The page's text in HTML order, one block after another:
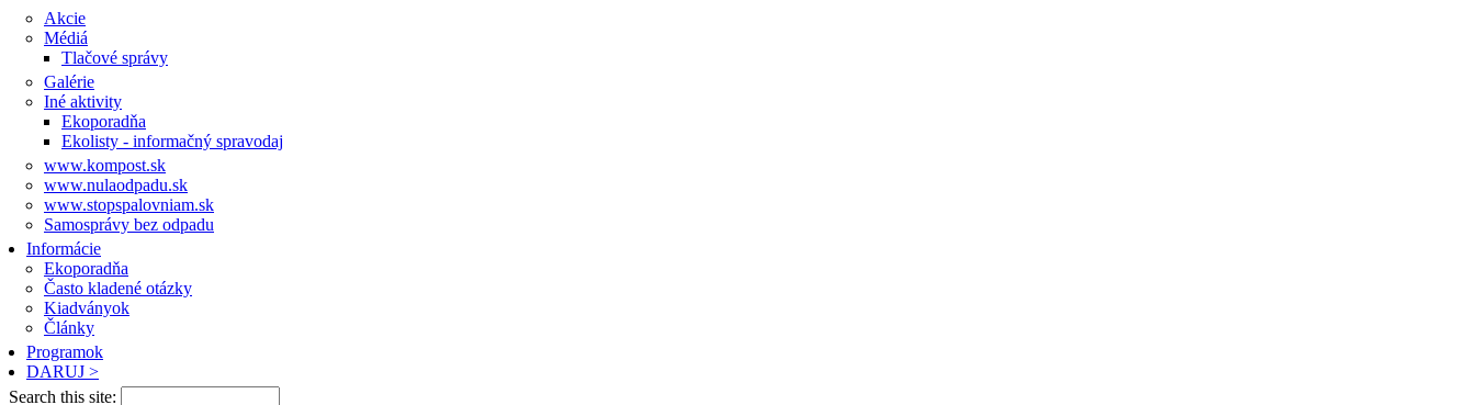
Akcie
Médiá
Tlačové správy
Galérie
Iné aktivity
Ekoporadňa
Ekolisty - informačný spravodaj
www.kompost.sk
www.nulaodpadu.sk
www.stopspalovniam.sk
Samosprávy bez odpadu
Informácie
Ekoporadňa
Často kladené otázky
Kiadványok
Články
Programok
DARUJ >
Search this site: